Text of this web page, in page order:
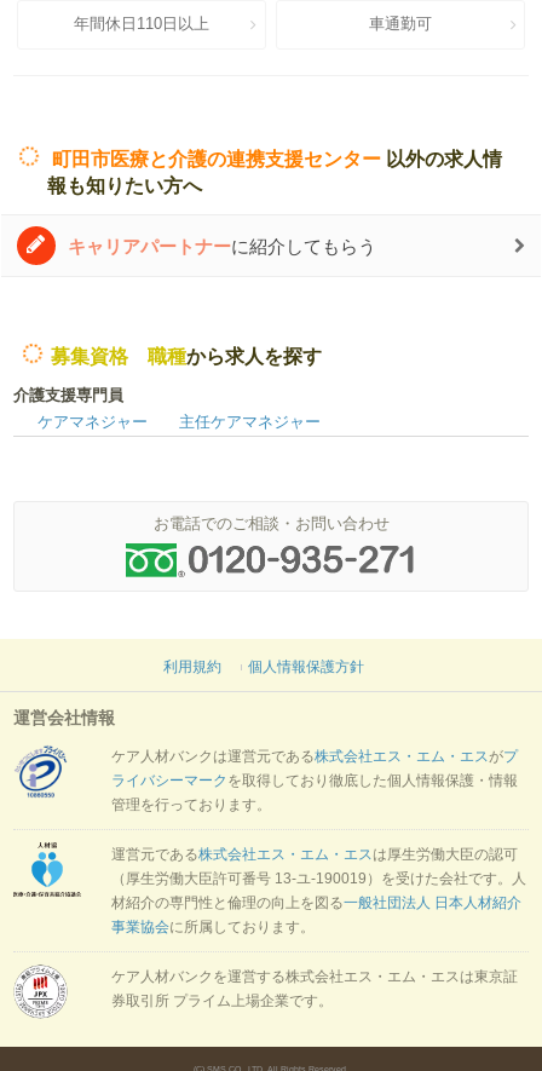
年間休日110日以上 車通勤可
町田市医療と介護の連携支援センター 以外の求人情
報も知りたい方へ
キャリアパートナーに紹介してもらう
募集資格 職種から求人を探す
介護支援専門員
ケアマネジャー
主任ケアマネジャー
お電話でのご相談・お問い合わせ
利用規約 個人情報保護方針
運営会社情報
ケア人材バンクは運営元である株式会社エス・エム・エスがプ
ライバシーマーク を取得しており徹底した個人情報保護・情報
管理を行っております。
運営元である株式会社エス・エム・エスは厚生労働大臣の認可
（厚生労働大臣許可番号 13-ユ-190019）を受けた会社です。人
材紹介の専門性と倫理の向上を図る一般社団法人 日本人材紹介
事業協会に所属しております。
ケア人材バンクを運営する株式会社エス・エム・エスは東京証
券取引所 プライム上場企業です。
(C) SMS CO., LTD. All Rights Reserved.